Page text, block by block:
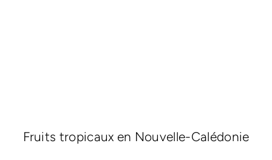
Fruits tropicaux en Nouvelle-Calédonie